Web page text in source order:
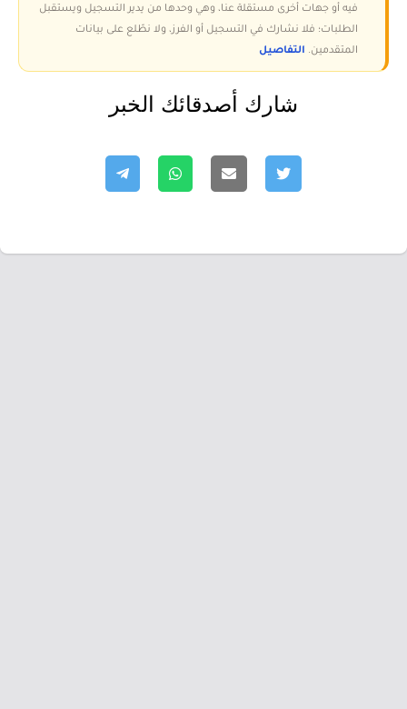
فيه أو جهات أخرى مستقلة عنا، وهي وحدها من يدير التسجيل ويستقبل
الطلبات؛ فلا نشارك في التسجيل أو الفرز، ولا نطّلع على بيانات
المتقدمين. التفاصيل
شارك أصدقائك الخبر